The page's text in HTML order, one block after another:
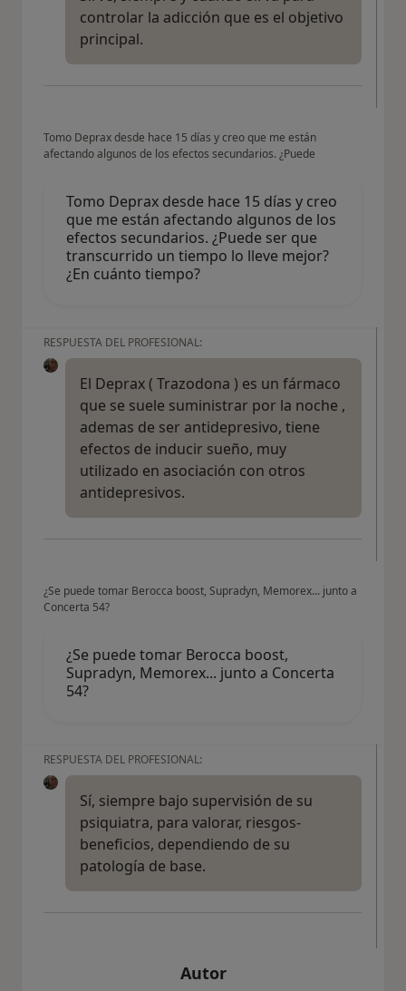
controlar la adicción que es el objetivo
principal.
Tomo Deprax desde hace 15 días y creo que me están
afectando algunos de los efectos secundarios. ¿Puede
Tomo Deprax desde hace 15 días y creo
que me están afectando algunos de los
efectos secundarios. ¿Puede ser que
transcurrido un tiempo lo lleve mejor?
¿En cuánto tiempo?
RESPUESTA DEL PROFESIONAL:
El Deprax ( Trazodona ) es un fármaco
que se suele suministrar por la noche ,
ademas de ser antidepresivo, tiene
efectos de inducir sueño, muy
utilizado en asociación con otros
antidepresivos.
¿Se puede tomar Berocca boost, Supradyn, Memorex... junto a
Concerta 54?
¿Se puede tomar Berocca boost,
Supradyn, Memorex... junto a Concerta
54?
RESPUESTA DEL PROFESIONAL:
Sí, siempre bajo supervisión de su
psiquiatra, para valorar, riesgos-
beneficios, dependiendo de su
patología de base.
Autor